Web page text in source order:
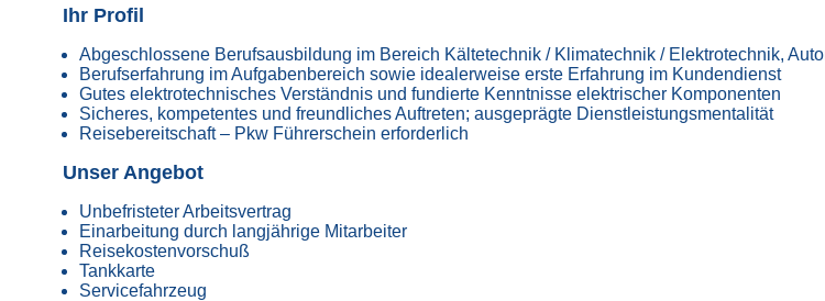
Ihr Profil
Abgeschlossene Berufsausbildung im Bereich Kältetechnik / Klimatechnik / Elektrotechnik,
Berufserfahrung im Aufgabenbereich sowie idealerweise erste Erfahrung im Kundendienst
Gutes elektrotechnisches Verständnis und fundierte Kenntnisse elektrischer Komponenten
Sicheres, kompetentes und freundliches Auftreten; ausgeprägte Dienstleistungsmentalität
Reisebereitschaft – Pkw Führerschein erforderlich
Unser Angebot
Unbefristeter Arbeitsvertrag
Einarbeitung durch langjährige Mitarbeiter
Reisekostenvorschuß
Tankkarte
Servicefahrzeug